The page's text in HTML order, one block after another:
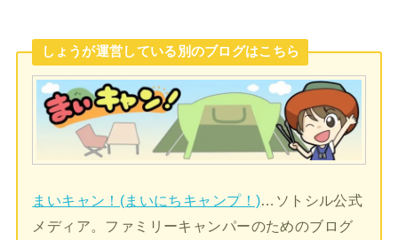
しょうが運営している別のブログはこちら
まいキャン！(まいにちキャンプ！)…ソトシル公式
メディア。ファミリーキャンパーのためのブログ